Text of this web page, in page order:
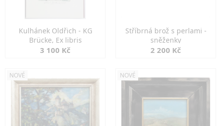
Kulhánek Oldřich - KG
Brücke, Ex libris
3 100 Kč
Stříbrná brož s perlami -
sněženky
2 200 Kč
NOVÉ NOVÉ